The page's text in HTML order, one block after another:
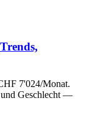
7'024/Monat.
und Geschlecht —